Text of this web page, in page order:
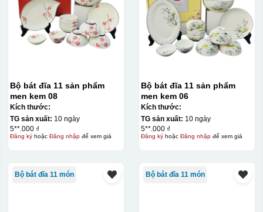
Bộ bát đĩa 11 sản phẩm
men kem 08
Kích thước:
TG sản xuất: 10 ngày
5**.000 ₫
Đăng kýhoặc Đăng nhậpđể xem giá
Bộ bát đĩa 11 sản phẩm
men kem 06
Kích thước:
TG sản xuất: 10 ngày
5**.000 ₫
Đăng kýhoặc Đăng nhậpđể xem giá
Bộ bát đĩa 11 món Bộ bát đĩa 11 món